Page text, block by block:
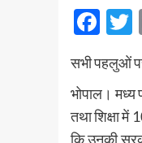
सभी पहलुओं
भोपाल। मध्य
तथा शिक्षा
कि उनकी